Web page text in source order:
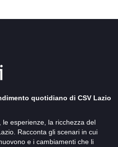
quotidiano di CSV Lazio
le esperienze, la ricchezza del
Racconta gli scenari in cui
e i cambiamenti che li